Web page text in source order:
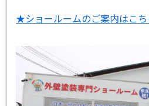
★ショールームのご案内はこ